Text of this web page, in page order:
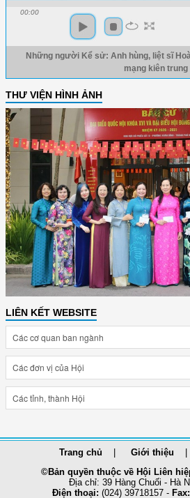
00:00
Những người Kể sử: Anh hùng, liệt sĩ
mạng kiên trung
THƯ VIỆN HÌNH ẢNH
LIÊN KẾT WEBSITE
Trang chủ Giới thiệu
©Bản quyền thuộc về Hội Liên
Địa chỉ: 39 Hàng Chuối - Hà
Điện thoại: (024) 39718157 - Fax: